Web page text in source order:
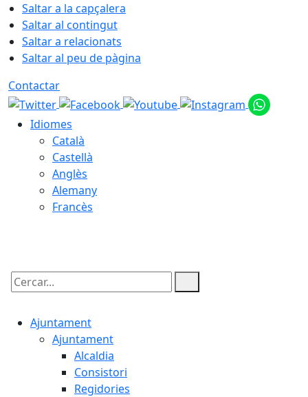
Saltar a la capçalera
Saltar al contingut
Saltar a relacionats
Saltar al peu de pàgina
Contactar
Idiomes
Català
Castellà
Anglès
Alemany
Francès
Cercar:
Ajuntament
Ajuntament
Alcaldia
Consistori
Regidories